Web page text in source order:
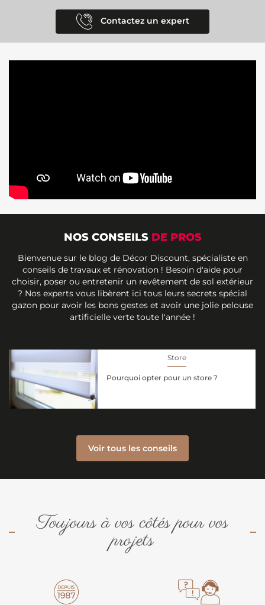
Contactez un expert
NOS CONSEILS DE PROS
Bienvenue sur le blog de Décor Discount, spécialiste en
conseils de travaux et rénovation ! Besoin d'aide pour
choisir, poser ou entretenir un revêtement de sol extérieur
? Nos experts vous libèrent ici tous leurs secrets spécial
gazon pour avoir les bons gestes et avoir une jolie pelouse
artificielle verte toute l'année !
Store
Pourquoi opter pour un store ?
Voir tous les conseils
Toujours à vos côtés pour vos
projets